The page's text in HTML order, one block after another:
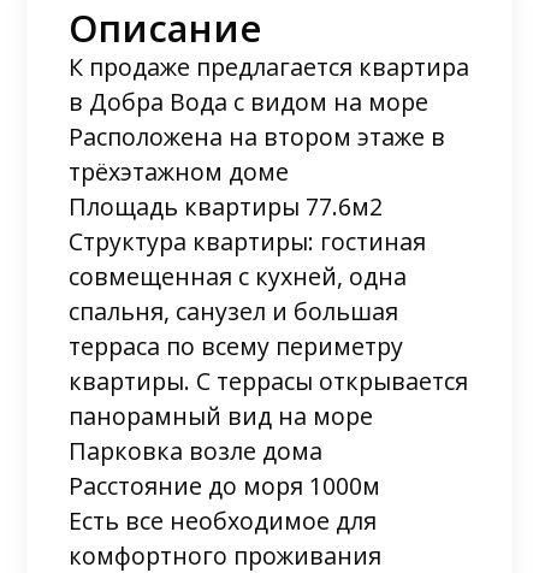
Описание
К продаже предлагается квартира
в Добра Вода с видом на море
Расположена на втором этаже в
трёхэтажном доме
Площадь квартиры 77.6м2
Структура квартиры: гостиная
совмещенная с кухней, одна
спальня, санузел и большая
терраса по всему периметру
квартиры. С террасы открывается
панорамный вид на море
Парковка возле дома
Расстояние до моря 1000м
Есть все необходимое для
комфортного проживания